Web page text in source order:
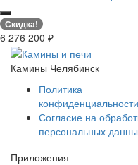
Скидка!
6 276 200 ₽
Камины Челябинск
Политика
конфиденциальности
Согласие на
персональных
Приложения